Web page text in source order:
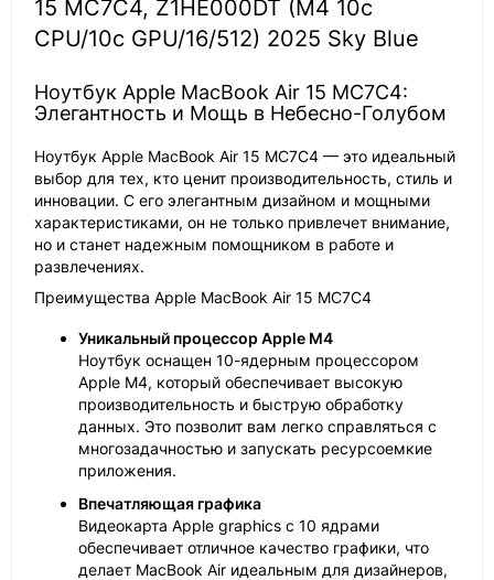
15 MC7C4, Z1HE000DT (M4 10c
CPU/10c GPU/16/512) 2025 Sky Blue
Ноутбук Apple MacBook Air 15 MC7C4:
Элегантность и Мощь в Небесно-Голубом
Ноутбук Apple MacBook Air 15 MC7C4 — это идеальный
выбор для тех, кто ценит производительность, стиль и
инновации. С его элегантным дизайном и мощными
характеристиками, он не только привлечет внимание,
но и станет надежным помощником в работе и
развлечениях.
Преимущества Apple MacBook Air 15 MC7C4
Уникальный процессор Apple M4
Ноутбук оснащен 10-ядерным процессором
Apple M4, который обеспечивает высокую
производительность и быструю обработку
данных. Это позволит вам легко справляться с
многозадачностью и запускать ресурсоемкие
приложения.
Впечатляющая графика
Видеокарта Apple graphics с 10 ядрами
обеспечивает отличное качество графики, что
делает MacBook Air идеальным для дизайнеров,